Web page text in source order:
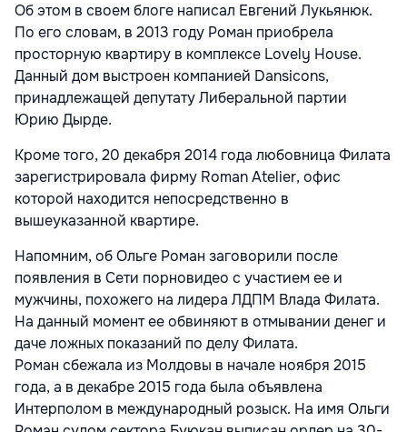
Об этом в своем блоге написал Евгений Лукьянюк.
По его словам, в 2013 году Роман приобрела
просторную квартиру в комплексе Lovely House.
Данный дом выстроен компанией Dansicons,
принадлежащей депутату Либеральной партии
Юрию Дырде.
Кроме того, 20 декабря 2014 года любовница Филата
зарегистрировала фирму Roman Atelier, офис
которой находится непосредственно в
вышеуказанной квартире.
Напомним, об Ольге Роман заговорили после
появления в Сети порновидео с участием ее и
мужчины, похожего на лидера ЛДПМ Влада Филата.
На данный момент ее обвиняют в отмывании денег и
даче ложных показаний по делу Филата.
Роман сбежала из Молдовы в начале ноября 2015
года, а в декабре 2015 года была объявлена
Интерполом в международный розыск. На имя Ольги